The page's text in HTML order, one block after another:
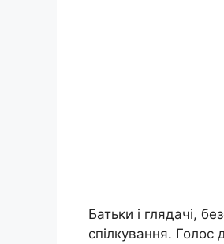
Батьки і глядачі,
спілкування. Голос